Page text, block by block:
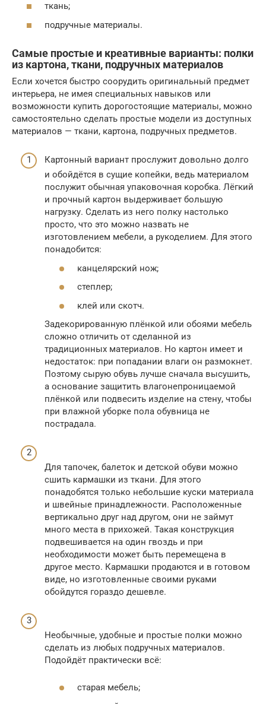
ткань;
подручные материалы.
Самые простые и креативные варианты: полки
из картона, ткани, подручных материалов
Если хочется быстро соорудить оригинальный предмет
интерьера, не имея специальных навыков или
возможности купить дорогостоящие материалы, можно
самостоятельно сделать простые модели из доступных
материалов — ткани, картона, подручных предметов.
Картонный вариант прослужит довольно долго
и обойдётся в сущие копейки, ведь материалом
послужит обычная упаковочная коробка. Лёгкий
и прочный картон выдерживает большую
нагрузку. Сделать из него полку настолько
просто, что это можно назвать не
изготовлением мебели, а рукоделием. Для этого
понадобится:
канцелярский нож;
степлер;
клей или скотч.
Задекорированную плёнкой или обоями мебель
сложно отличить от сделанной из
традиционных материалов. Но картон имеет и
недостаток: при попадании влаги он размокнет.
Поэтому сырую обувь лучше сначала высушить,
а основание защитить влагонепроницаемой
плёнкой или подвесить изделие на стену, чтобы
при влажной уборке пола обувница не
пострадала.
Для тапочек, балеток и детской обуви можно
сшить кармашки из ткани. Для этого
понадобятся только небольшие куски материала
и швейные принадлежности. Расположенные
вертикально друг над другом, они не займут
много места в прихожей. Такая конструкция
подвешивается на один гвоздь и при
необходимости может быть перемещена в
другое место. Кармашки продаются и в готовом
виде, но изготовленные своими руками
обойдутся гораздо дешевле.
Необычные, удобные и простые полки можно
сделать из любых подручных материалов.
Подойдёт практически всё:
старая мебель;